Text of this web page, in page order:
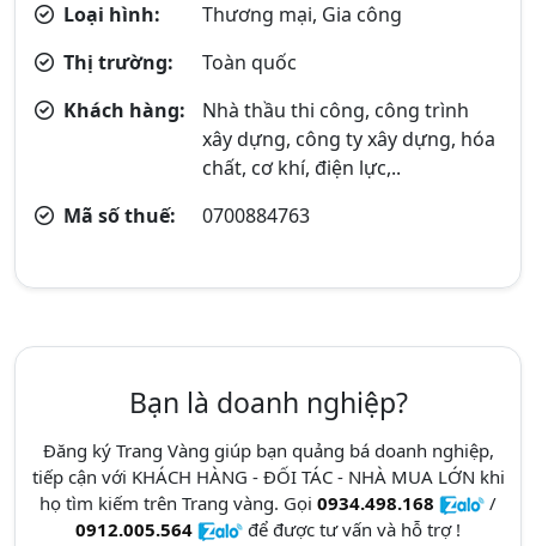
Loại hình:
Thương mại, Gia công
Thị trường:
Toàn quốc
Khách hàng:
Nhà thầu thi công, công trình
xây dựng, công ty xây dựng, hóa
chất, cơ khí, điện lực,..
Mã số thuế:
0700884763
Bạn là doanh nghiệp?
Đăng ký Trang Vàng giúp bạn quảng bá doanh nghiệp,
tiếp cận với KHÁCH HÀNG - ĐỐI TÁC - NHÀ MUA LỚN khi
họ tìm kiếm trên Trang vàng. Gọi 0934.498.168
/
0912.005.564
để được tư vấn và hỗ trợ !